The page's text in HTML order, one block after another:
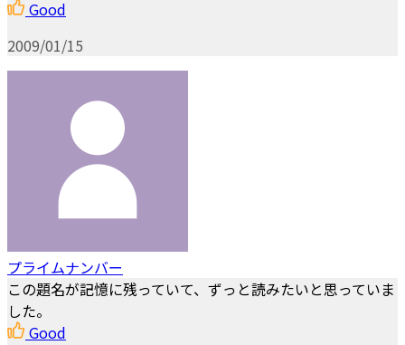
Good
2009/01/15
プライムナンバー
この題名が記憶に残っていて、ずっと読みたいと思っていま
した。
Good